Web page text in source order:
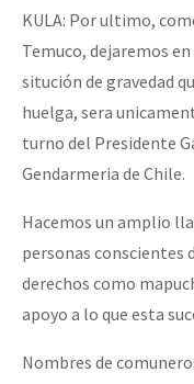
KULA: Por ultimo,
Temuco, dejaremos
situción de gravedad
huelga, sera
turno del Presidente
Gendarmeria de Chile.
Hacemos un amplio
personas conscientes
derechos como
apoyo a lo que esta
Nombres de